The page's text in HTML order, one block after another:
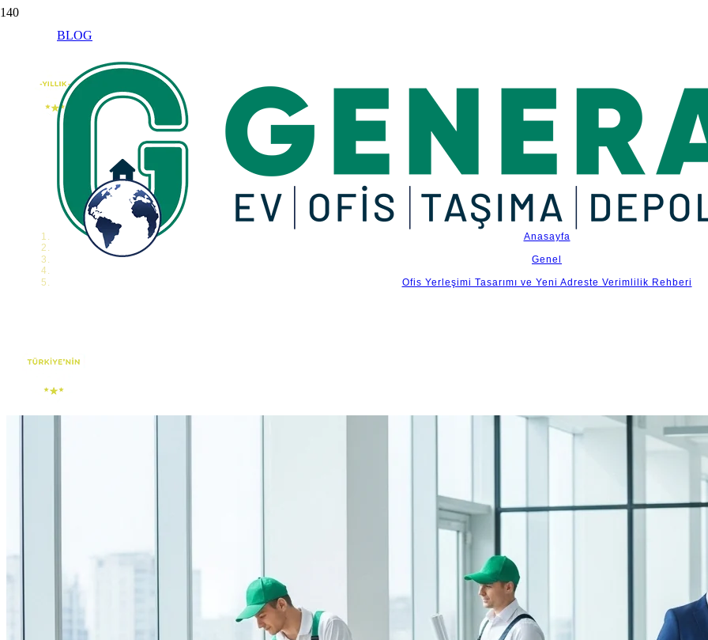
BLOG
Ofis Yerleşimi Tasarımı ve Yeni Adreste Verimlilik Rehberi
Anasayfa
Genel
Ofis Yerleşimi Tasarımı ve Yeni Adreste Verimlilik Rehberi